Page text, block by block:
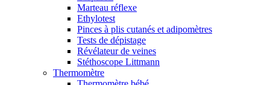
Marteau réflexe
Ethylotest
Pinces à plis cutanés et adipomètres
Tests de dépistage
Révélateur de veines
Stéthoscope Littmann
Thermomètre